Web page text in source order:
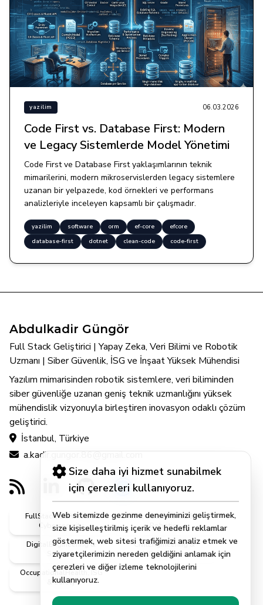
Size daha iyi hizmet sunabilmek
için çerezleri kullanıyoruz.
Web sitemizde gezinme deneyiminizi geliştirmek,
size kişiselleştirilmiş içerik ve hedefli reklamlar
göstermek, web sitesi trafiğimizi analiz etmek ve
ziyaretçilerimizin nereden geldiğini anlamak için
çerezleri ve diğer izleme teknolojilerini
kullanıyoruz.
yazilim 06.03.2026
Code First vs. Database First: Modern
ve Legacy Sistemlerde Model Yönetimi
Code First ve Database First yaklaşımlarının teknik
mimarilerini, modern mikroservislerden legacy sistemlere
uzanan bir yelpazede, kod örnekleri ve performans
analizleriyle inceleyen kapsamlı bir çalışmadır.
yazilim software orm ef-core
efcore
database-first
dotnet clean-code code-first
Abdulkadir Güngör
Full Stack Geliştirici | Yapay Zeka, Veri Bilimi ve Robotik
Uzmanı | Siber Güvenlik, İSG ve İnşaat Yüksek Mühendisi
Yazılım mimarisinden robotik sistemlere, veri biliminden
siber güvenliğe uzanan geniş teknik uzmanlığını yüksek
mühendislik vizyonuyla birleştiren inovasyon odaklı çözüm
geliştirici.
İstanbul, Türkiye
a.kadir.gungor.86@gmail.com
FullStack, Software &
Cybersecurity
AI, DataScience &
Robotics
DigitalEngineering &
Systems
CivilEngineering &
MScEngineer
OccupationalHealth, ISG
& Safety